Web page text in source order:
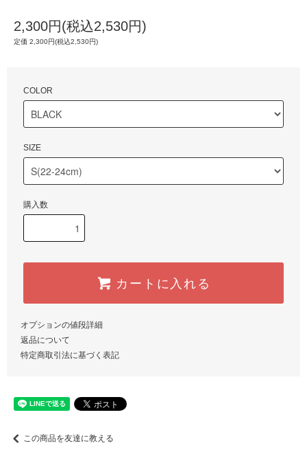
2,300円(税込2,530円)
定価 2,300円(税込2,530円)
COLOR
SIZE
購入数
カートに入れる
オプションの値段詳細
返品について
特定商取引法に基づく表記
この商品を友達に教える